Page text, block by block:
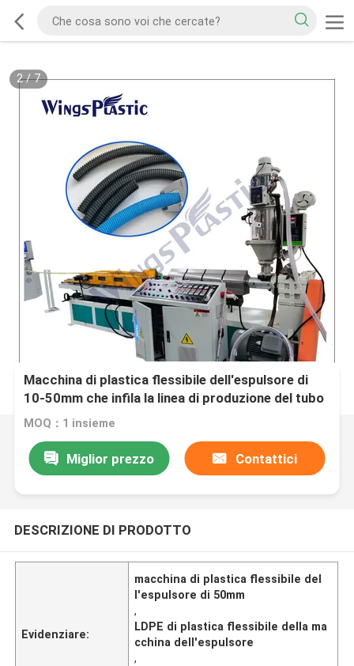
2/7
Macchina di plastica flessibile dell'espulsore di
10-50mm che infila la linea di produzione del tubo
flessibile del PVC
MOQ：1 insieme
Miglior prezzo Contattici
DESCRIZIONE DI PRODOTTO
Evidenziare:
macchina di plastica flessibile del
l'espulsore di 50mm
,
LDPE di plastica flessibile della ma
cchina dell'espulsore
,